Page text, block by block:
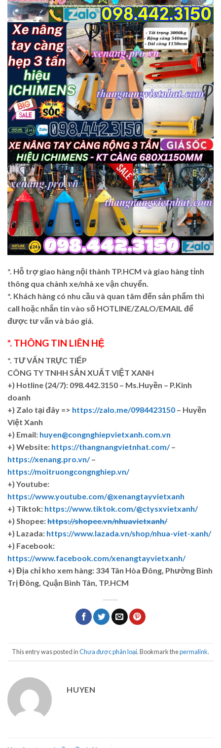
*. Hỗ trợ giao hàng nội thành TP.HCM và giao hàng tỉnh
thông qua chành xe/nhà xe vận chuyển.
*. Khách hàng có nhu cầu và quan tâm đến sản phẩm thì
call hoặc nhắn tin vào số HOTLINE/ZALO/EMAIL để
được tư vấn và báo giá.
*. THÔNG TIN LIÊN HỆ
*. TƯ VẤN TRỰC TIẾP
CÔNG TY TNHH SẢN XUẤT VIỆT XANH
+) Hotline (24/7): 098.442.3150 – Ms.Huyền – P.Kinh
doanh
+) Zalo tại đây => https://zalo.me/0984423150 – Huyền
Việt Xanh
+) Email: huyen@congnghiepvietxanh.com.vn
+) Website: https://thangnangvietnhat.com/–
https://xenang.pro.vn/–
https://moitruongcongnghiep.vn/
+) Youtube:
https://www.youtube.com/@xenangtayvietxanh
+) Tiktok: https://www.tiktok.com/@ctysxvietxanh/
+) Shopee:https://shopee.vn/nhuavietxanh/
+) Lazada: https://www.lazada.vn/shop/nhua-viet-xanh/
+) Facebook:
https://www.facebook.com/xenangtayvietxanh/
+) Địa chỉ kho xem hàng: 334 Tân Hòa Đông, Phường Bình
Trị Đông, Quận Bình Tân, TP.HCM
This entry was posted inChưa được phân loại. Bookmark thepermalink.
HUYEN